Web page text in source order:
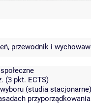
przewodnik i
(3 pkt. ECTS)
(studia stacjonarne)